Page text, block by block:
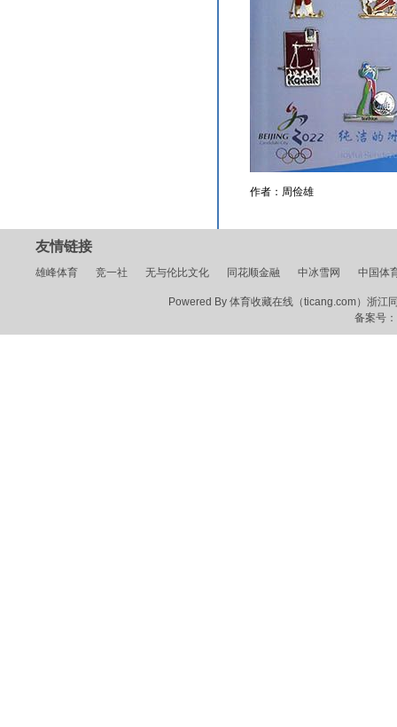
作者：周俭雄
友情链接
雄峰体育 竞一社 无与伦比文化 同花顺金融 中冰雪网 中国体
Powered By 体育收藏在线（ticang.com）浙江
备案号：